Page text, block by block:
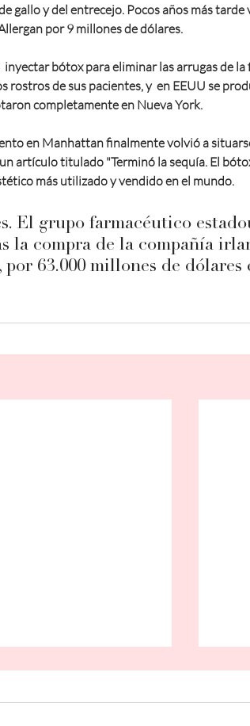
gallo y del entrecejo. Pocos años más tarde
por 9 millones de dólares.
bótox para eliminar las arrugas de la
rostros de sus pacientes, y  en EEUU se
completamente en Nueva York.
en Manhattan finalmente volvió a
artículo titulado "Terminó la sequía. El
más utilizado y vendido en el mundo.
El grupo farmacéutico
la compra de la compañía
63.000 millones de dólares